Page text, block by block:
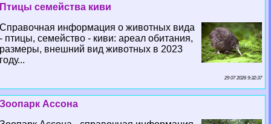
Птицы семейства киви
Справочная информация о животных вида
- птицы, семейство - киви: ареал обитания,
размеры, внешний вид животных в 2023
году...
29 07 2026 9:32:37
Зоопарк Ассона